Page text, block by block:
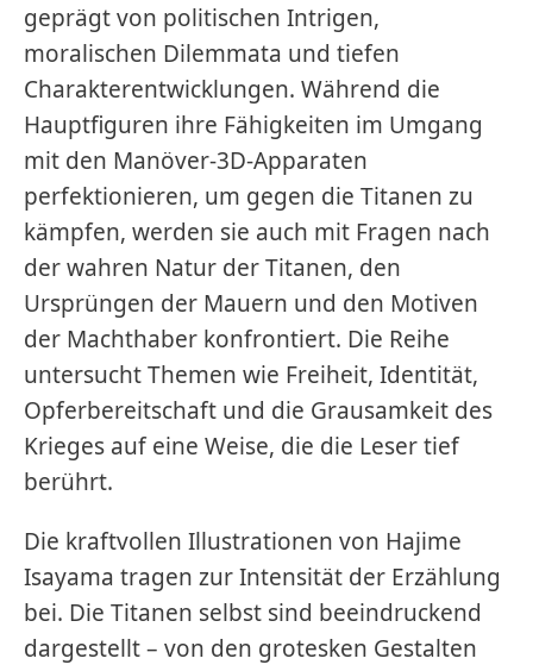
geprägt von politischen Intrigen,
moralischen Dilemmata und tiefen
Charakterentwicklungen. Während die
Hauptfiguren ihre Fähigkeiten im Umgang
mit den Manöver-3D-Apparaten
perfektionieren, um gegen die Titanen zu
kämpfen, werden sie auch mit Fragen nach
der wahren Natur der Titanen, den
Ursprüngen der Mauern und den Motiven
der Machthaber konfrontiert. Die Reihe
untersucht Themen wie Freiheit, Identität,
Opferbereitschaft und die Grausamkeit des
Krieges auf eine Weise, die die Leser tief
berührt.
Die kraftvollen Illustrationen von Hajime
Isayama tragen zur Intensität der Erzählung
bei. Die Titanen selbst sind beeindruckend
dargestellt – von den grotesken Gestalten